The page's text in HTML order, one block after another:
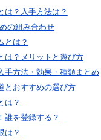
は？入手方法は？
の組み合わせ
とは？
は？メリットと遊び方
手方法・効果・種類まとめ
とおすすめの選び方
は？
誰を登録する？
は？